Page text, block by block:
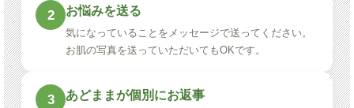
2 お悩みを送る
気になっていることをメッセージで送ってください。
お肌の写真を送っていただいてもOKです。
3 あどままが個別にお返事